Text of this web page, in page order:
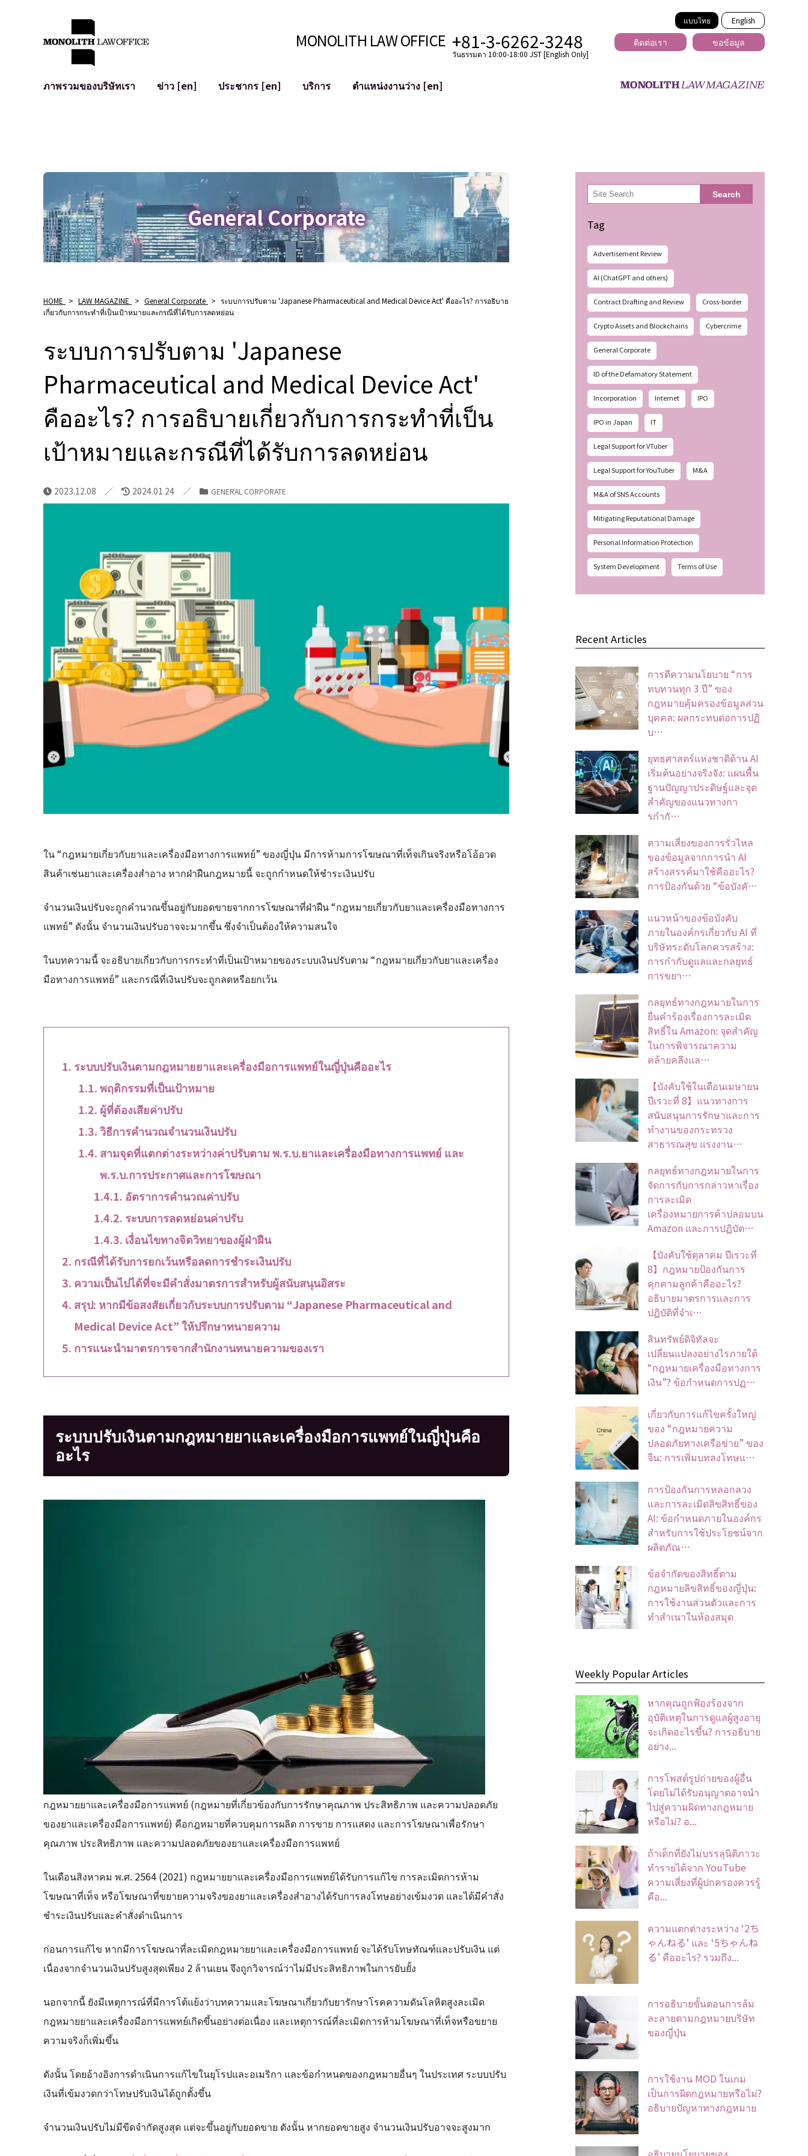
แบบไทย English
MONOLITH LAW OFFICE +81-3-6262-3248
วันธรรมดา 10:00-18:00 JST [English Only]
ติดต่อเรา ขอข้อมูล
ภาพรวมของบริษัทเรา
ข่าว [en] ประชากร [en]
บริการ
การป้องกันข้อมูลส่วนบุคคล
การตรวจสอบโฆษณา
อาชญากรรมไซเบอร์
การบรรเทาความเสียหายต่อชื่อเสียง
การระบุตัวตนของคำกล่าวหาที่เป็นการใส่ร้าย
ตำแหน่งงานว่าง [en]
General Corporate
HOME > LAW MAGAZINE > General Corporate > ระบบการปรับตาม 'Japanese Pharmaceutical and Medical Device Act' คืออะไร? การอธิบาย
เกี่ยวกับการกระทำที่เป็นเป้าหมายและกรณีที่ได้รับการลดหย่อน
ระบบการปรับตาม 'Japanese
Pharmaceutical and Medical Device Act'
คืออะไร? การอธิบายเกี่ยวกับการกระทำที่เป็น
เป้าหมายและกรณีที่ได้รับการลดหย่อน
2023.12.08 2024.01.24 GENERAL CORPORATE
ใน “กฎหมายเกี่ยวกับยาและเครื่องมือทางการแพทย์” ของญี่ปุ่น มีการห้ามการโฆษณาที่เท็จเกินจริงหรือโอ้อวด
สินค้าเช่นยาและเครื่องสำอาง หากฝ่าฝืนกฎหมายนี้ จะถูกกำหนดให้ชำระเงินปรับ
จำนวนเงินปรับจะถูกคำนวณขึ้นอยู่กับยอดขายจากการโฆษณาที่ฝ่าฝืน “กฎหมายเกี่ยวกับยาและเครื่องมือทางการ
แพทย์” ดังนั้น จำนวนเงินปรับอาจจะมากขึ้น ซึ่งจำเป็นต้องให้ความสนใจ
ในบทความนี้ จะอธิบายเกี่ยวกับการกระทำที่เป็นเป้าหมายของระบบเงินปรับตาม “กฎหมายเกี่ยวกับยาและเครื่อง
มือทางการแพทย์” และกรณีที่เงินปรับจะถูกลดหรือยกเว้น
ระบบปรับเงินตามกฎหมายยาและเครื่องมือการแพทย์ในญี่ปุ่นคืออะไร
พฤติกรรมที่เป็นเป้าหมาย
ผู้ที่ต้องเสียค่าปรับ
วิธีการคำนวณจำนวนเงินปรับ
สามจุดที่แตกต่างระหว่างค่าปรับตาม พ.ร.บ.ยาและเครื่องมือทางการแพทย์ และ
พ.ร.บ.การประกาศและการโฆษณา
อัตราการคำนวณค่าปรับ
ระบบการลดหย่อนค่าปรับ
เงื่อนไขทางจิตวิทยาของผู้ฝ่าฝืน
กรณีที่ได้รับการยกเว้นหรือลดการชำระเงินปรับ
ความเป็นไปได้ที่จะมีคำสั่งมาตรการสำหรับผู้สนับสนุนอิสระ
สรุป: หากมีข้อสงสัยเกี่ยวกับระบบการปรับตาม “Japanese Pharmaceutical and
Medical Device Act” ให้ปรึกษาทนายความ
การแนะนำมาตรการจากสำนักงานทนายความของเรา
ระบบปรับเงินตามกฎหมายยาและเครื่องมือการแพทย์ในญี่ปุ่นคือ
อะไร
กฎหมายยาและเครื่องมือการแพทย์ (กฎหมายที่เกี่ยวข้องกับการรักษาคุณภาพ ประสิทธิภาพ และความปลอดภัย
ของยาและเครื่องมือการแพทย์) คือกฎหมายที่ควบคุมการผลิต การขาย การแสดง และการโฆษณาเพื่อรักษา
คุณภาพ ประสิทธิภาพ และความปลอดภัยของยาและเครื่องมือการแพทย์
ในเดือนสิงหาคม พ.ศ. 2564 (2021) กฎหมายยาและเครื่องมือการแพทย์ได้รับการแก้ไข การละเมิดการห้าม
โฆษณาที่เท็จ หรือโฆษณาที่ขยายความจริงของยาและเครื่องสำอางได้รับการลงโทษอย่างเข้มงวด และได้มีคำสั่ง
ชำระเงินปรับและคำสั่งดำเนินการ
ก่อนการแก้ไข หากมีการโฆษณาที่ละเมิดกฎหมายยาและเครื่องมือการแพทย์ จะได้รับโทษทัณฑ์และปรับเงิน แต่
เนื่องจากจำนวนเงินปรับสูงสุดเพียง 2 ล้านเยน จึงถูกวิจารณ์ว่าไม่มีประสิทธิภาพในการยับยั้ง
นอกจากนี้ ยังมีเหตุการณ์ที่มีการโต้แย้งว่าบทความและโฆษณาเกี่ยวกับยารักษาโรคความดันโลหิตสูงละเมิด
กฎหมายยาและเครื่องมือการแพทย์เกิดขึ้นอย่างต่อเนื่อง และเหตุการณ์ที่ละเมิดการห้ามโฆษณาที่เท็จหรือขยาย
ความจริงก็เพิ่มขึ้น
ดังนั้น โดยอ้างอิงการดำเนินการแก้ไขในยุโรปและอเมริกา และข้อกำหนดของกฎหมายอื่นๆ ในประเทศ ระบบปรับ
เงินที่เข้มงวดกว่าโทษปรับเงินได้ถูกตั้งขึ้น
จำนวนเงินปรับไม่มีขีดจำกัดสูงสุด แต่จะขึ้นอยู่กับยอดขาย ดังนั้น หากยอดขายสูง จำนวนเงินปรับอาจจะสูงมาก
検
索 Search
Tag
Advertisement Review
AI (ChatGPT and others)
Contract Drafting and Review Cross-border
Crypto Assets and Blockchains Cybercrime
General Corporate
ID of the Defamatory Statement
Incorporation Internet IPO
IPO in Japan IT
Legal Support for VTuber
Legal Support for YouTuber M&A
M&A of SNS Accounts
Mitigating Reputational Damage
Personal Information Protection
System Development Terms of Use
Recent Articles
การตีความนโยบาย “การ
ทบทวนทุก 3 ปี” ของ
กฎหมายคุ้มครองข้อมูลส่วน
บุคคล: ผลกระทบต่อการปฏิ
บ…
ยุทธศาสตร์แห่งชาติด้าน AI
เริ่มต้นอย่างจริงจัง: แผนพื้น
ฐานปัญญาประดิษฐ์และจุด
สำคัญของแนวทางกา
รกำกั…
ความเสี่ยงของการรั่วไหล
ของข้อมูลจากการนำ AI
สร้างสรรค์มาใช้คืออะไร?
การป้องกันด้วย “ข้อบังคั…
แนวหน้าของข้อบังคับ
ภายในองค์กรเกี่ยวกับ AI ที่
บริษัทระดับโลกควรสร้าง:
การกำกับดูแลและกลยุทธ์
การขยา…
กลยุทธ์ทางกฎหมายในการ
ยื่นคำร้องเรื่องการละเมิด
สิทธิ์ใน Amazon: จุดสำคัญ
ในการพิจารณาความ
คล้ายคลึงแล…
【บังคับใช้ในเดือนเมษายน
ปีเรวะที่ 8】แนวทางการ
สนับสนุนการรักษาและการ
ทำงานของกระทรวง
สาธารณสุข แรงงาน…
กลยุทธ์ทางกฎหมายในการ
จัดการกับการกล่าวหาเรื่อง
การละเมิด
เครื่องหมายการค้าปลอมบน
Amazon และการปฏิบัต…
【บังคับใช้ตุลาคม ปีเรวะที่
8】กฎหมายป้องกันการ
คุกคามลูกค้าคืออะไร?
อธิบายมาตรการและการ
ปฏิบัติที่จำเ…
สินทรัพย์ดิจิทัลจะ
เปลี่ยนแปลงอย่างไรภายใต้
“กฎหมายเครื่องมือทางการ
เงิน”? ข้อกำหนดการปฏ…
เกี่ยวกับการแก้ไขครั้งใหญ่
ของ “กฎหมายความ
ปลอดภัยทางเครือข่าย” ของ
จีน: การเพิ่มบทลงโทษแ…
การป้องกันการหลอกลวง
และการละเมิดลิขสิทธิ์ของ
AI: ข้อกำหนดภายในองค์กร
สำหรับการใช้ประโยชน์จาก
ผลิตภัณ…
ข้อจํากัดของสิทธิ์ตาม
กฎหมายลิขสิทธิ์ของญี่ปุ่น:
การใช้งานส่วนตัวและการ
ทําสําเนาในห้องสมุด
Weekly Popular Articles
หากคุณถูกฟ้องร้องจาก
อุบัติเหตุในการดูแลผู้สูงอายุ
จะเกิดอะไรขึ้น? การอธิบาย
อย่าง...
การโพสต์รูปถ่ายของผู้อื่น
โดยไม่ได้รับอนุญาตอาจนํา
ไปสู่ความผิดทางกฎหมาย
หรือไม่? อ...
ถ้าเด็กที่ยังไม่บรรลุนิติภาวะ
ทำรายได้จาก YouTube
ความเสี่ยงที่ผู้ปกครองควรรู้
คือ...
ความแตกต่างระหว่าง ‘2ち
ゃんねる’ และ ‘5ちゃんね
る’ คืออะไร? รวมถึง...
การอธิบายขั้นตอนการล้ม
ละลายตามกฎหมายบริษัท
ของญี่ปุ่น
การใช้งาน MOD ในเกม
เป็นการผิดกฎหมายหรือไม่?
อธิบายปัญหาทางกฎหมาย